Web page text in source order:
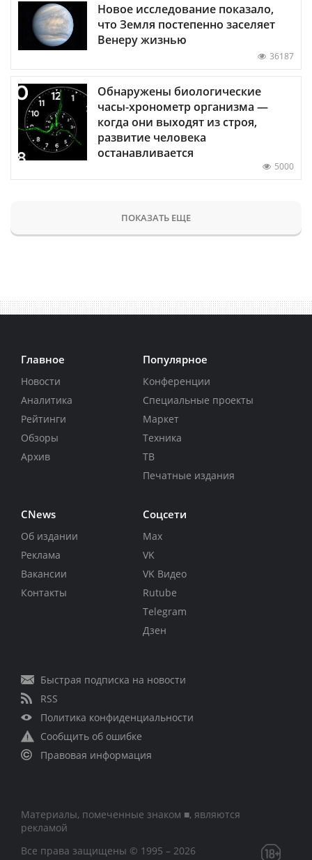
Новое исследование показало,
что Земля постепенно заселяет
Венеру жизнью
36187
Обнаружены биологические
часы-хронометр организма —
когда они выходят из строя,
развитие человека
останавливается
5000
ПОКАЗАТЬ ЕЩЕ
Главное
Новости
Аналитика
Рейтинги
Обзоры
Архив
Популярное
Конференции
Специальные проекты
Маркет
Техника
ТВ
Печатные издания
CNews
Об издании
Реклама
Вакансии
Контакты
Соцсети
Max
VK
VK Видео
Rutube
Telegram
Дзен
Быстрая подписка на новости
RSS
Политика конфиденциальности
Сообщить об ошибке
Правовая информация
Материалы, помеченные знаком ■, являются
рекламой
Все права защищены © 1995 – 2026